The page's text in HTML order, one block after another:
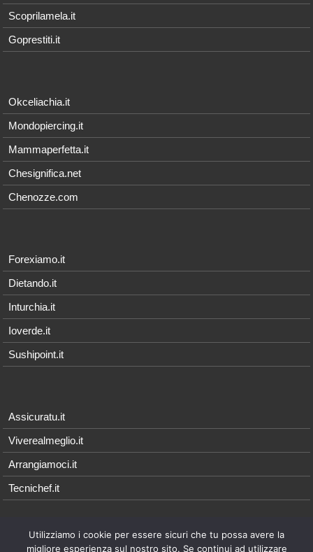
Scoprilamela.it
Goprestiti.it
Okceliachia.it
Mondopiercing.it
Mammaperfetta.it
Chesignifica.net
Chenozze.com
Forexiamo.it
Dietando.it
Inturchia.it
Ioverde.it
Sushipoint.it
Assicuratu.it
Viverealmeglio.it
Arrangiamoci.it
Tecnichef.it
© 2026 - Arrangiamoci.it è parte della rete Qonnetwork, i cui contenuti
Utilizziamo i cookie per essere sicuri che tu possa avere la
migliore esperienza sul nostro sito. Se continui ad utilizzare